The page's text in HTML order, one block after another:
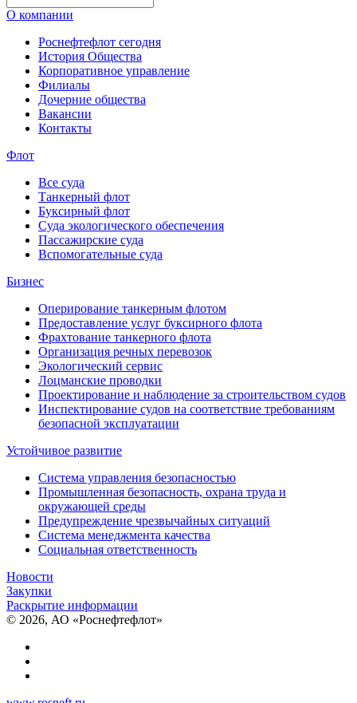
О компании
Роснефтефлот сегодня
История Общества
Корпоративное управление
Филиалы
Дочерние общества
Вакансии
Контакты
Флот
Все суда
Танкерный флот
Буксирный флот
Суда экологического обеспечения
Пассажирские суда
Вспомогательные суда
Бизнес
Оперирование танкерным флотом
Предоставление услуг буксирного флота
Фрахтование танкерного флота
Организация речных перевозок
Экологический сервис
Лоцманские проводки
Проектирование и наблюдение за строительством судов
Инспектирование судов на соответствие требованиям
безопасной эксплуатации
Устойчивое развитие
Система управления безопасностью
Промышленная безопасность, охрана труда и
окружающей среды
Предупреждение чрезвычайных ситуаций
Система менеджмента качества
Социальная ответственность
Новости
Закупки
Раскрытие информации
© 2026, АО «Роснефтефлот»